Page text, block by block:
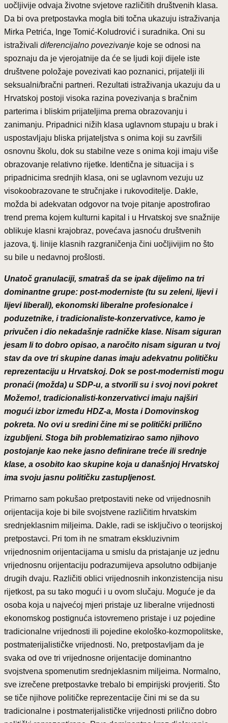
uočljivije odvaja životne svjetove različitih društvenih klasa.
Da bi ova pretpostavka mogla biti točna ukazuju istraživanja
Mirka Petrića, Inge Tomić-Koludrović i suradnika. Oni su
istraživali diferencijalno povezivanje koje se odnosi na
spoznaju da je vjerojatnije da će se ljudi koji dijele iste
društvene položaje povezivati kao poznanici, prijatelji ili
seksualni/bračni partneri. Rezultati istraživanja ukazuju da u
Hrvatskoj postoji visoka razina povezivanja s bračnim
parterima i bliskim prijateljima prema obrazovanju i
zanimanju. Pripadnici nižih klasa uglavnom stupaju u brak i
uspostavljaju bliska prijateljstva s onima koji su završili
osnovnu školu, dok su stabilne veze s onima koji imaju više
obrazovanje relativno rijetke. Identična je situacija i s
pripadnicima srednjih klasa, oni se uglavnom vezuju uz
visokoobrazovane te stručnjake i rukovoditelje. Dakle,
možda bi adekvatan odgovor na tvoje pitanje apostrofirao
trend prema kojem kulturni kapital i u Hrvatskoj sve snažnije
oblikuje klasni krajobraz, povećava jasnoću društvenih
jazova, tj. linije klasnih razgraničenja čini uočljivijim no što
su bile u nedavnoj prošlosti.
Unatoč granulaciji, smatraš da se ipak dijelimo na tri
dominantne grupe: post-moderniste (tu su zeleni, lijevi i
lijevi liberali), ekonomski liberalne profesionalce i
poduzetnike, i tradicionaliste-konzervativce, kamo je
privučen i dio nekadašnje radničke klase. Nisam siguran
jesam li to dobro opisao, a naročito nisam siguran u tvoj
stav da ove tri skupine danas imaju adekvatnu političku
reprezentaciju u Hrvatskoj. Dok se post-modernisti mogu
pronaći (možda) u SDP-u, a stvorili su i svoj novi pokret
Možemo!, tradicionalisti-konzervativci imaju najširi
mogući izbor između HDZ-a, Mosta i Domovinskog
pokreta. No ovi u sredini čine mi se politički prilično
izgubljeni. Stoga bih problematizirao samo njihovo
postojanje kao neke jasno definirane treće ili srednje
klase, a osobito kao skupine koja u današnjoj Hrvatskoj
ima svoju jasnu političku zastupljenost.
Primarno sam pokušao pretpostaviti neke od vrijednosnih
orijentacija koje bi bile svojstvene različitim hrvatskim
srednjeklasnim miljeima. Dakle, radi se isključivo o teorijskoj
pretpostavci. Pri tom ih ne smatram ekskluzivnim
vrijednosnim orijentacijama u smislu da pristajanje uz jednu
vrijednosnu orijentaciju podrazumijeva apsolutno odbijanje
drugih dvaju. Različiti oblici vrijednosnih inkonzistencija nisu
rijetkost, pa su tako mogući i u ovom slučaju. Moguće je da
osoba koja u najvećoj mjeri pristaje uz liberalne vrijednosti
ekonomskog postignuća istovremeno pristaje i uz pojedine
tradicionalne vrijednosti ili pojedine ekološko-kozmopolitske,
postmaterijalističke vrijednosti. No, pretpostavljam da je
svaka od ove tri vrijednosne orijentacije dominantno
svojstvena spomenutim srednjeklasnim miljeima. Normalno,
sve izrečene pretpostavke trebalo bi empirijski provjeriti. Što
se tiče njihove političke reprezentacije čini mi se da su
tradicionalne i postmaterijalističke vrijednosti prilično dobro